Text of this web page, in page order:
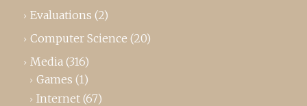
Evaluations (2)
Computer Science (20)
Media (316)
Games (1)
Internet (67)